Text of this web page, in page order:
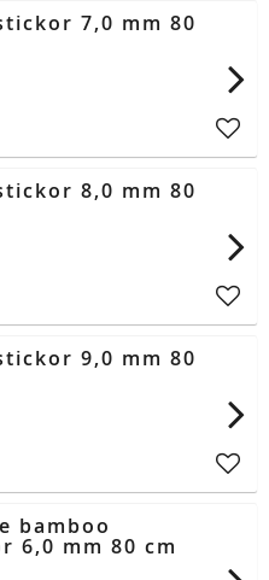
7,0 mm 80
8,0 mm 80
9,0 mm 80
bamboo
6,0 mm 80 cm